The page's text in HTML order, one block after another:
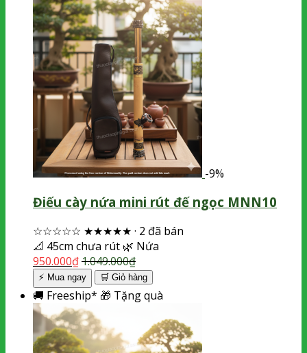
-9%
Điếu cày nứa mini rút đế ngọc MNN10
☆☆☆☆☆ ★★★★★ · 2 đã bán
📐 45cm chưa rút 🌿 Nứa
950.000₫1.049.000₫
⚡ Mua ngay 🛒 Giỏ hàng
🚚 Freeship* 🎁 Tặng quà